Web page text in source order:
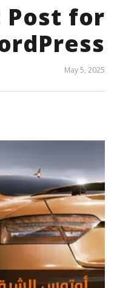
Post for
May 5, 2025